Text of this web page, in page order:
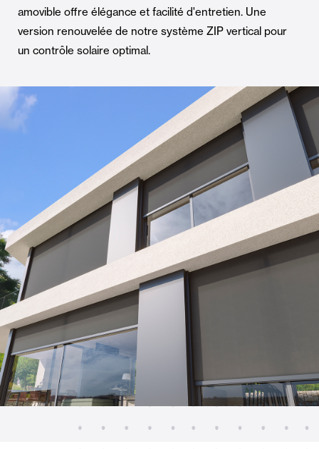
amovible offre élégance et facilité d'entretien. Une
version renouvelée de notre système ZIP vertical pour
un contrôle solaire optimal.